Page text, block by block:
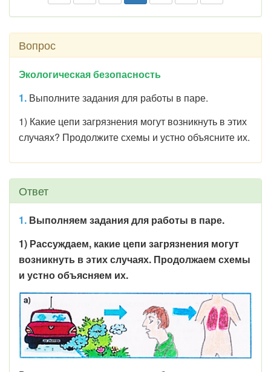
Вопрос
Экологическая безопасность
1. Выполните задания для работы в паре.
1) Какие цепи загрязнения могут возникнуть в этих
случаях? Продолжите схемы и устно объясните их.
Ответ
1. Выполняем задания для работы в паре.
1) Рассуждаем, какие цепи загрязнения могут
возникнуть в этих случаях. Продолжаем схемы
и устно объясняем их.